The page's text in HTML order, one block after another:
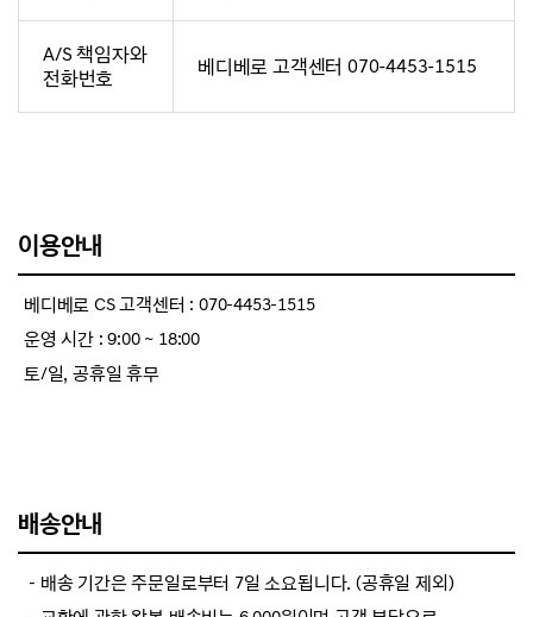
A/S 책임자와
전화번호
베디베로 고객센터 070-4453-1515
이용안내
베디베로 CS 고객센터 : 070-4453-1515
운영 시간 : 9:00 ~ 18:00
토/일, 공휴일 휴무
배송안내
－배송 기간은 주문일로부터 7일 소요됩니다. (공휴일 제외)